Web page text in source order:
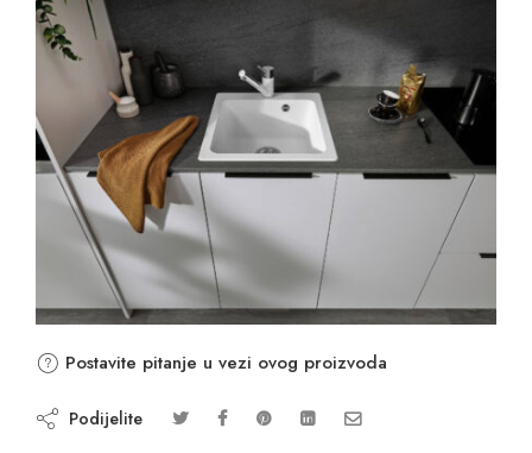
Postavite pitanje u vezi ovog proizvoda
Podijelite